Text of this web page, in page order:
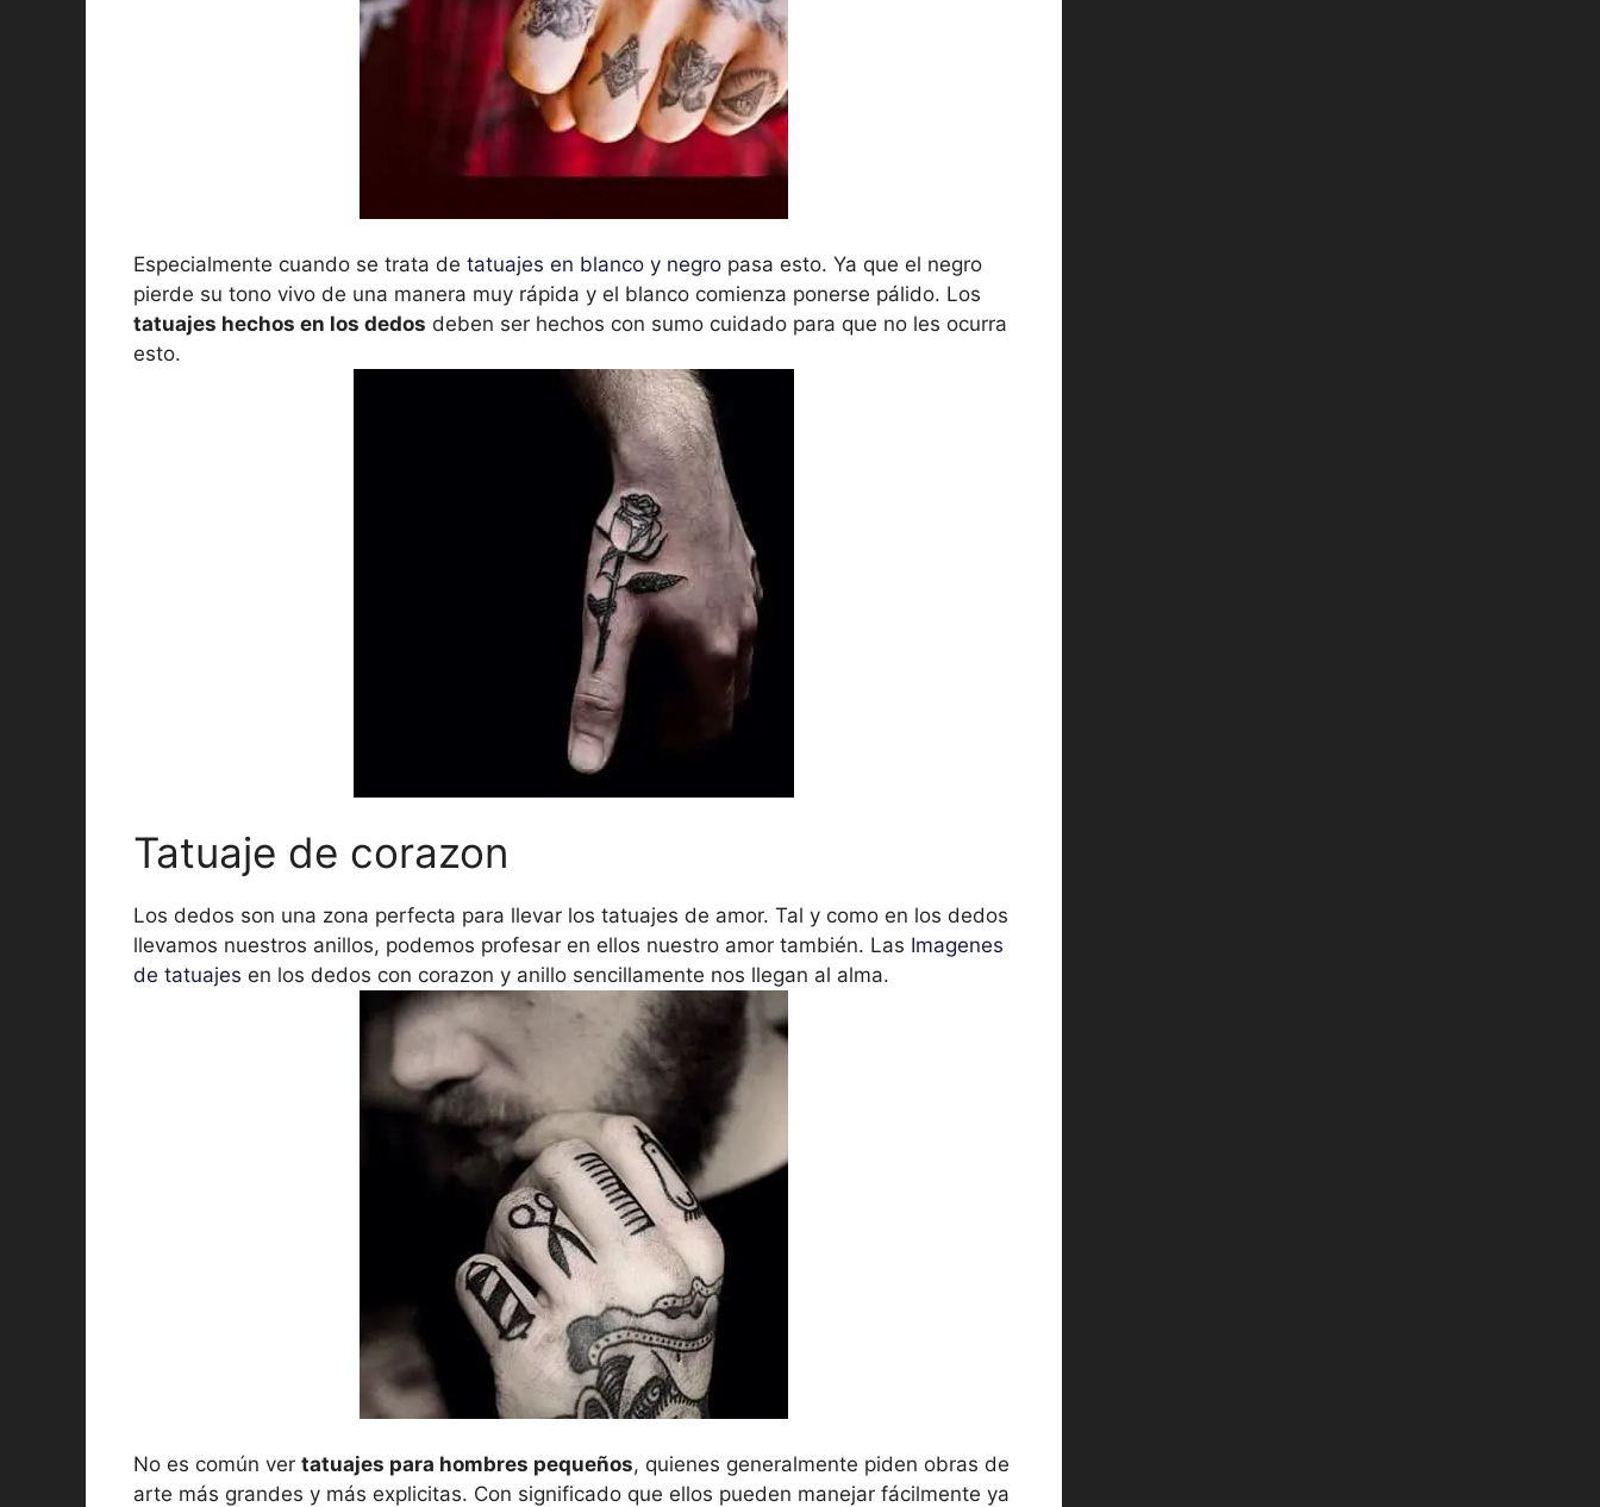
Especialmente cuando se trata de tatuajes en blanco y negro pasa esto. Ya que el negro
pierde su tono vivo de una manera muy rápida y el blanco comienza ponerse pálido. Los
tatuajes hechos en los dedos deben ser hechos con sumo cuidado para que no les ocurra
esto.
Tatuaje de corazon
Los dedos son una zona perfecta para llevar los tatuajes de amor. Tal y como en los dedos
llevamos nuestros anillos, podemos profesar en ellos nuestro amor también. Las Imagenes
de tatuajes en los dedos con corazon y anillo sencillamente nos llegan al alma.
No es común ver tatuajes para hombres pequeños, quienes generalmente piden obras de
arte más grandes y más explicitas. Con significado que ellos pueden manejar fácilmente ya